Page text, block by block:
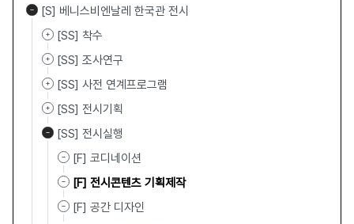
[S] 베니스비엔날레 한국관 전시
[SS] 착수
[SS] 조사연구
[SS] 사전 연계프로그램
[SS] 전시기획
[SS] 전시실행
[F] 코디네이션
[F] 전시콘텐츠 기획제작
[F] 공간 디자인